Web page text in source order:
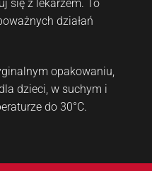
się z lekarzem. To
działań
opakowaniu,
dzieci, w suchym i
do 30°C.